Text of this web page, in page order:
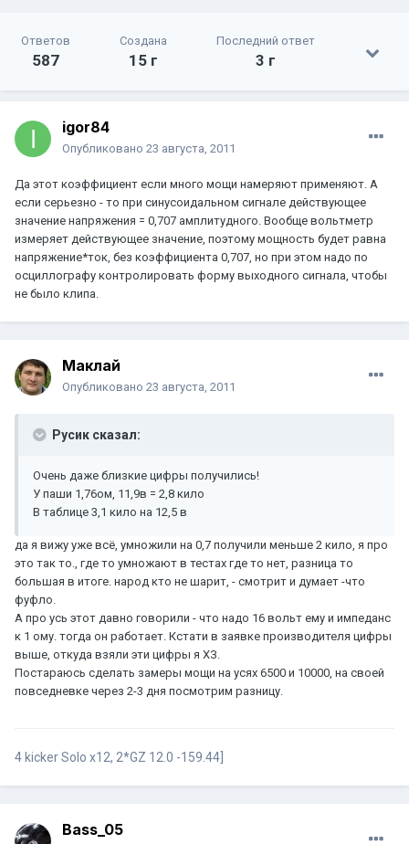
Ответов
587
Создана
15 г
Последний ответ
3 г
igor84
Опубликовано 23 августа, 2011
Да этот коэффициент если много мощи намеряют применяют. А
если серьезно - то при синусоидальном сигнале действующее
значение напряжения = 0,707 амплитудного. Вообще вольтметр
измеряет действующее значение, поэтому мощность будет равна
напряжение*ток, без коэффициента 0,707, но при этом надо по
осциллографу контролировать форму выходного сигнала, чтобы
не было клипа.
Маклай
Опубликовано 23 августа, 2011
Русик сказал:
Очень даже близкие цифры получились!
У паши 1,76ом, 11,9в = 2,8 кило
В таблице 3,1 кило на 12,5 в
да я вижу уже всё, умножили на 0,7 получили меньше 2 кило, я про
это так то., где то умножают в тестах где то нет, разница то
большая в итоге. народ кто не шарит, - смотрит и думает -что
фуфло.
А про усь этот давно говорили - что надо 16 вольт ему и импеданс
к 1 ому. тогда он работает. Кстати в заявке производителя цифры
выше, откуда взяли эти цифры я ХЗ.
Постараюсь сделать замеры мощи на усях 6500 и 10000, на своей
повседневке через 2-3 дня посмотрим разницу.
4 kicker Solo x12, 2*GZ 12.0 -159.44]
Bass_05